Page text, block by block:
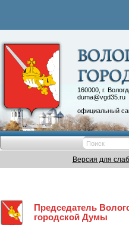
160000, г.
duma@vgd35.ru
официальный
Контакты
Версия для
Председатель
городской Думы